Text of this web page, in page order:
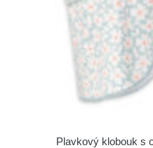
Plavkový klobouk s